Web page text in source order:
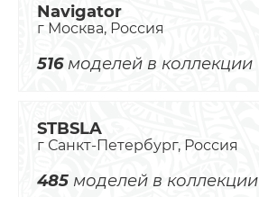
Navigator
г Москва, Россия
516моделей в коллекции
STBSLA
г Санкт-Петербург, Россия
485 моделей в коллекции